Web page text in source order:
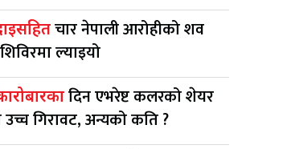
चार नेपाली आरोहीको शव
ल्याइयो
दिन एभरेष्ट कलरको शेयर
गिरावट, अन्यको कति ?